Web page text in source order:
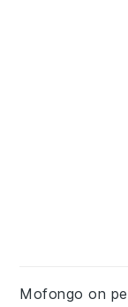
Mofongo on